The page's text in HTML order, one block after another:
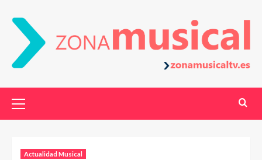
Actualidad Musical